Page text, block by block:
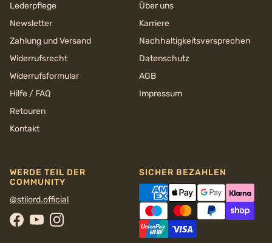
Lederpflege
Newsletter
Zahlung und Versand
Widerrufsrecht
Widerrufsformular
Hilfe / FAQ
Retouren
Kontakt
Über uns
Karriere
Nachhaltigkeits­versprechen
Datenschutz
AGB
Impressum
WERDE TEIL DER
COMMUNITY
@stilord.official
Facebook
YouTubeInstagram
SICHER BEZAHLEN